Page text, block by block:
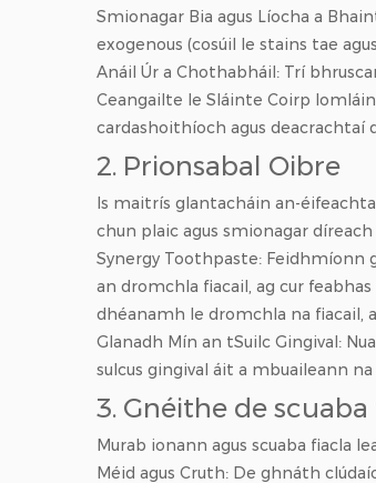
Smionagar Bia agus Líocha a
exogenous (cosúil le stains tae
Anáil Úr a Chothabháil: Trí
Ceangailte le Sláinte Coirp
cardashoithíoch agus deacrachtaí
2. Prionsabal Oibre
Is maitrís glantacháin an-
chun plaic agus smionagar
Synergy Toothpaste: Feidhmíonn
an dromchla fiacail, ag cur
dhéanamh le dromchla na fiacail,
Glanadh Mín an tSuilc Gingival:
sulcus gingival áit a mbuaileann
3. Gnéithe de
Murab ionann agus scuaba fiacla
Méid agus Cruth: De ghnáth